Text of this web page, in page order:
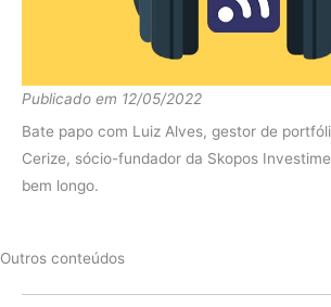
Publicado em 12/05/2022
Bate papo com Luiz Alves, gestor de
Cerize, sócio-fundador da Skopos
bem longo.
Outros conteúdos